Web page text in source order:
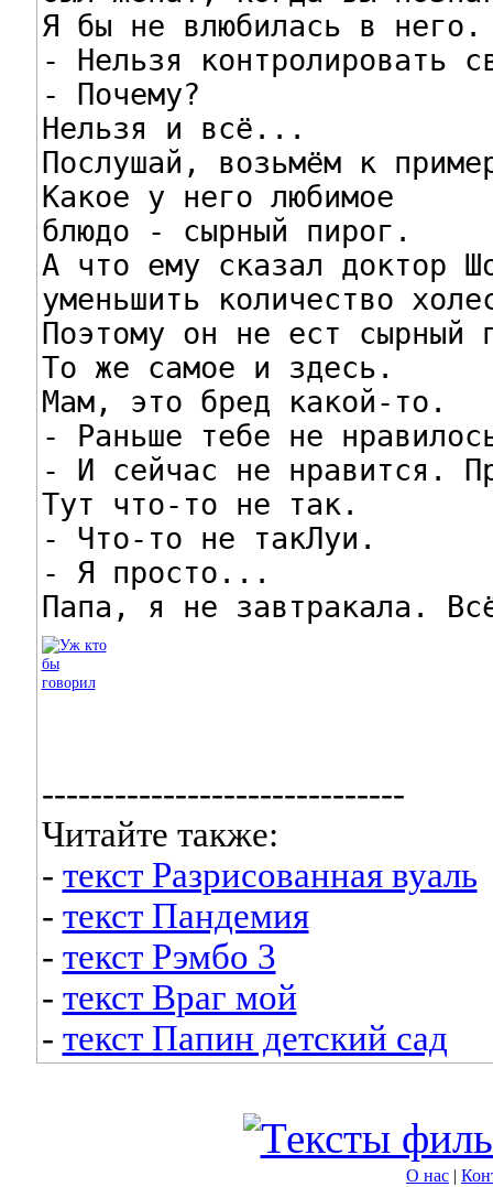
Я бы не влюбилась в него.
- Нельзя контролировать
- Почему?
Нельзя и всё...
Послушай, возьмём к
Какое у него любимое
блюдо - сырный пирог.
А что ему сказал доктор
уменьшить количество
Поэтому он не ест сырный
Tо же самое и здесь.
Мам, это бред какой-то.
- Раньше тебе не
- И сейчас не нравится.
Tут что-то не так.
- Что-то не такЛуи.
- Я просто...
Папа, я не завтракала.
------------------------------
Читайте также:
- текст Разрисованная вуаль
- текст Пандемия
- текст Рэмбо 3
- текст Враг мой
- текст Папин детский сад
О нас |